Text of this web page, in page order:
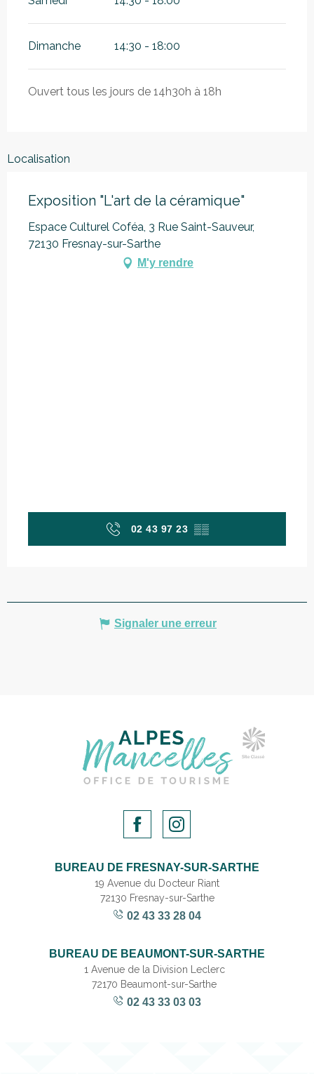
Dimanche 14:30 - 18:00
Ouvert tous les jours de 14h30h à 18h
Localisation
Exposition "L'art de la céramique"
Espace Culturel Coféa, 3 Rue Saint-Sauveur,
72130 Fresnay-sur-Sarthe
M'y rendre
02 43 97 23 ▒▒
Signaler une erreur
BUREAU DE FRESNAY-SUR-SARTHE
19 Avenue du Docteur Riant
72130 Fresnay-sur-Sarthe
02 43 33 28 04
BUREAU DE BEAUMONT-SUR-SARTHE
1 Avenue de la Division Leclerc
72170 Beaumont-sur-Sarthe
02 43 33 03 03